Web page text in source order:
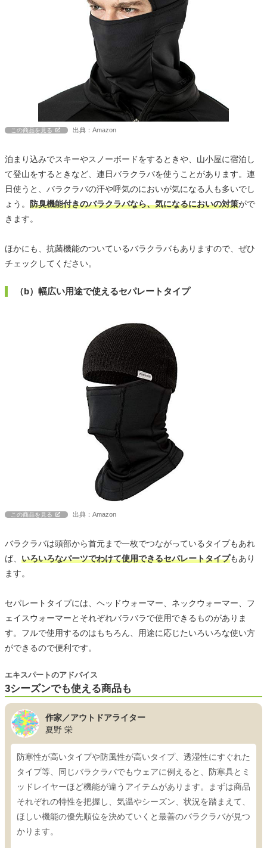
この商品を見る 出典：Amazon
泊まり込みでスキーやスノーボードをするときや、山小屋に宿泊し
て登山をするときなど、連日バラクラバを使うことがあります。連
日使うと、バラクラバの汗や呼気のにおいが気になる人も多いでし
ょう。 防臭機能付きのバラクラバなら、気になるにおいの対策がで
きます。
ほかにも、抗菌機能のついているバラクラバもありますので、ぜひ
チェックしてください。
（b）幅広い用途で使えるセパレートタイプ
この商品を見る 出典：Amazon
バラクラバは頭部から首元まで一枚でつながっているタイプもあれ
ば、 いろいろなパーツでわけて使用できるセパレートタイプもあり
ます。
セパレートタイプには、ヘッドウォーマー、ネックウォーマー、フ
ェイスウォーマーとそれぞれバラバラで使用できるものがありま
す。フルで使用するのはもちろん、用途に応じたいろいろな使い方
ができるので便利です。
3シーズンでも使える商品も
エキスパートのアドバイス
作家／アウトドアライター
夏野 栄
防寒性が高いタイプや防風性が高いタイプ、透湿性にすぐれた
タイプ等、同じバラクラバでもウェアに例えると、防寒具とミ
ッドレイヤーほど機能が違うアイテムがあります。まずは商品
それぞれの特性を把握し、気温やシーズン、状況を踏まえて、
ほしい機能の優先順位を決めていくと最善のバラクラバが見つ
かります。